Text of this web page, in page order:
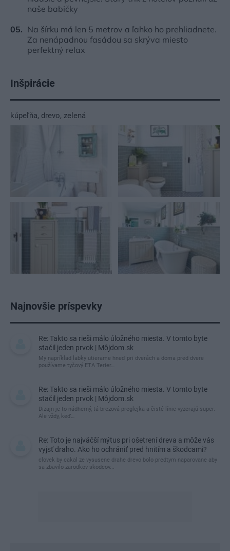
naše babičky
Na šírku má len 5 metrov a ľahko ho prehliadnete.
Za nenápadnou fasádou sa skrýva miesto
perfektný relax
Inšpirácie
kúpeľňa, drevo, zelená
Najnovšie príspevky
Re: Takto sa rieši málo úložného miesta. V tomto byte
stačil jeden prvok | Môjdom.sk
My napríklad labky utierame hneď pri dverách a doma pred dvere
používame tyčový ETA Terier…
Re: Takto sa rieši málo úložného miesta. V tomto byte
stačil jeden prvok | Môjdom.sk
Dizajn je to nádherný, tá brezová preglejka a čisté línie vyzerajú super.
Ale vždy, keď…
Re: Toto je najväčší mýtus pri ošetrení dreva a môže vás
vyjsť draho. Ako ho ochrániť pred hnitím a škodcami?
clovek by cakal ze vysusene drahe drevo bolo predtym naparovane aby
sa zbavilo zarodkov skodcov...